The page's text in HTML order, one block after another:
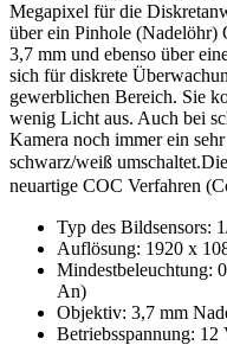
Megapixel für die
über ein Pinhole
3,7 mm und ebenso über
sich für diskrete
gewerblichen Bereich. Sie
wenig Licht aus. Auch bei
Kamera noch immer ein
schwarz/weiß umschaltet.
neuartige COC Verfahren
Typ des Bildsensors:
Auflösung: 1920 x
Mindestbeleuchtung:
An)
Objektiv: 3,7 mm
Betriebsspannung: 12